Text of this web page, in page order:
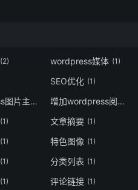
(2) wordpress媒体 (1)
SEO优化 (1)
wordpress图片主题 (9) 增加wordpress阅读量
(1) 文章摘要 (1)
(1) 特色图像 (1)
(1) 分类列表 (1)
(1) 评论链接 (1)